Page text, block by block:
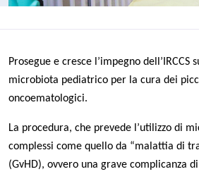
Prosegue e cresce l’impegno dell’IRCCS
microbiota pediatrico per la cura dei
oncoematologici.
La procedura, che prevede l’utilizzo di
complessi come quello da “malattia di
(GvHD), ovvero una grave complicanza